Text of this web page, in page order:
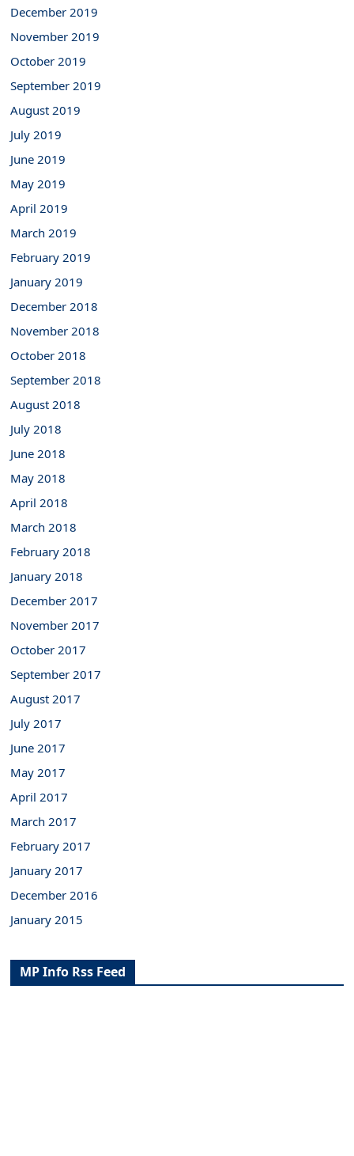
December 2019
November 2019
October 2019
September 2019
August 2019
July 2019
June 2019
May 2019
April 2019
March 2019
February 2019
January 2019
December 2018
November 2018
October 2018
September 2018
August 2018
July 2018
June 2018
May 2018
April 2018
March 2018
February 2018
January 2018
December 2017
November 2017
October 2017
September 2017
August 2017
July 2017
June 2017
May 2017
April 2017
March 2017
February 2017
January 2017
December 2016
January 2015
MP Info Rss Feed